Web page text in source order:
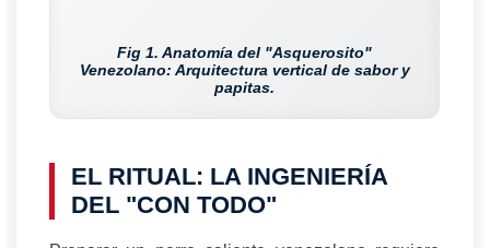
Fig 1. Anatomía del "Asquerosito"
Venezolano: Arquitectura vertical de sabor y
papitas.
EL RITUAL: LA INGENIERÍA
DEL "CON TODO"